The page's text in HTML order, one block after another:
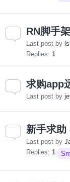
RN脚手
Last post by
Replies: 1
求购app
Last post by
新手求
Last post by
Replies: 1